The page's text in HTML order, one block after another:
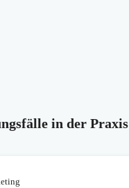
in der Praxis